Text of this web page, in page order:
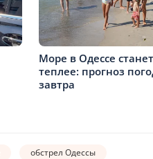
Море в Одессе
теплее: прогноз
завтра
обстрел Одессы